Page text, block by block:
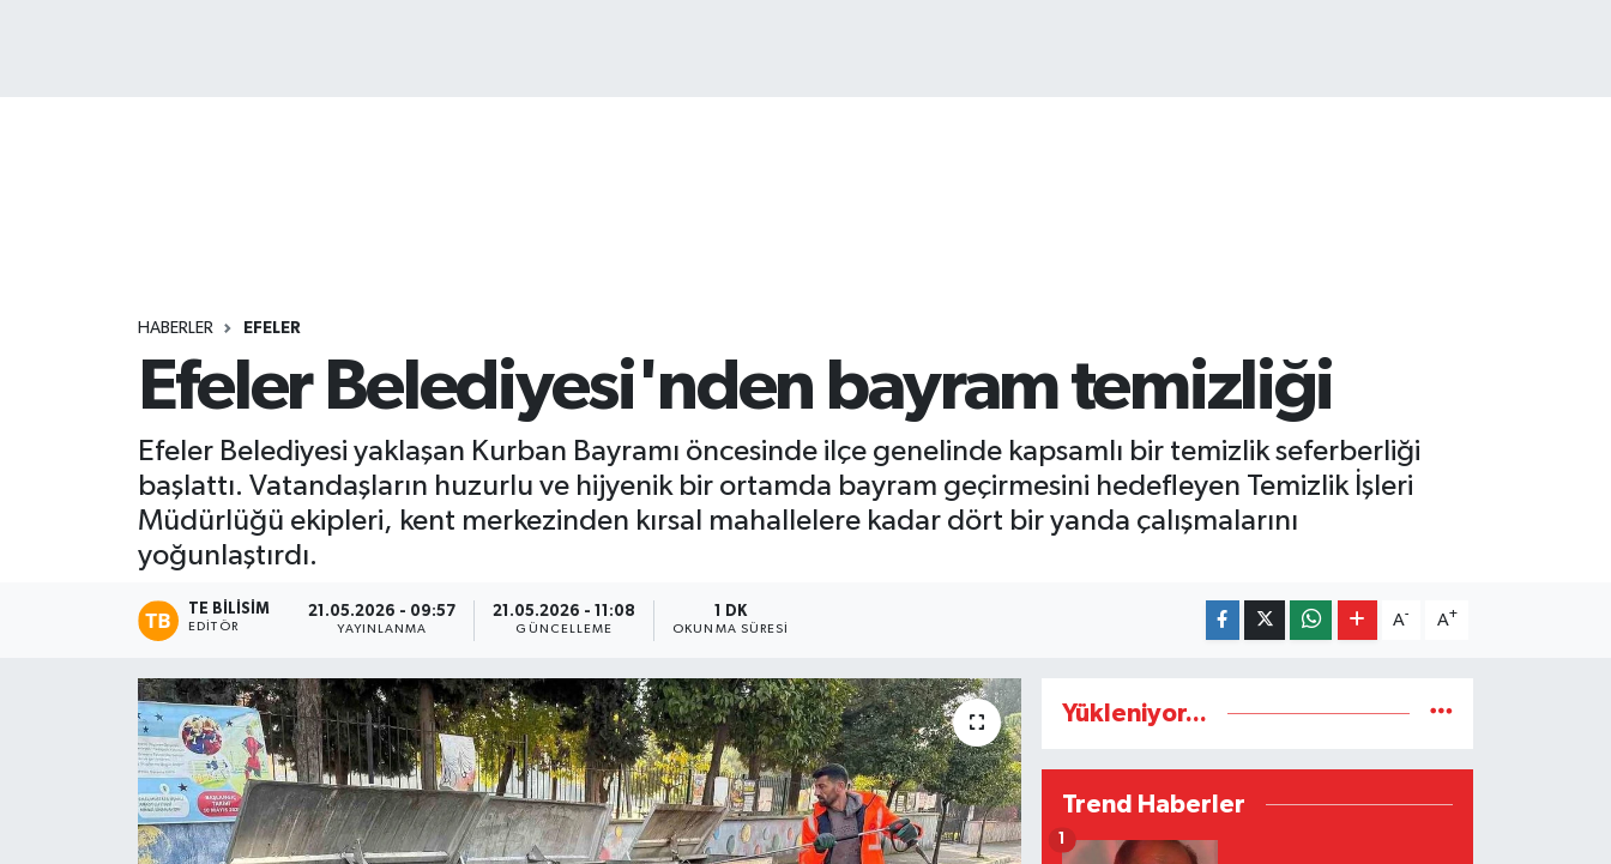
HABERLER EFELER
Efeler Belediyesi'nden bayram temizliği
Efeler Belediyesi yaklaşan Kurban Bayramı öncesinde ilçe genelinde kapsamlı bir temizlik seferberliği
başlattı. Vatandaşların huzurlu ve hijyenik bir ortamda bayram geçirmesini hedefleyen Temizlik İşleri
Müdürlüğü ekipleri, kent merkezinden kırsal mahallelere kadar dört bir yanda çalışmalarını
yoğunlaştırdı.
TE BILISIM
EDITÖR
21.05.2026 - 09:57
YAYINLANMA
21.05.2026 - 11:08
GÜNCELLEME
1 DK
OKUNMA SÜRESI
A- A+
Yükleniyor...
Trend Haberler
1